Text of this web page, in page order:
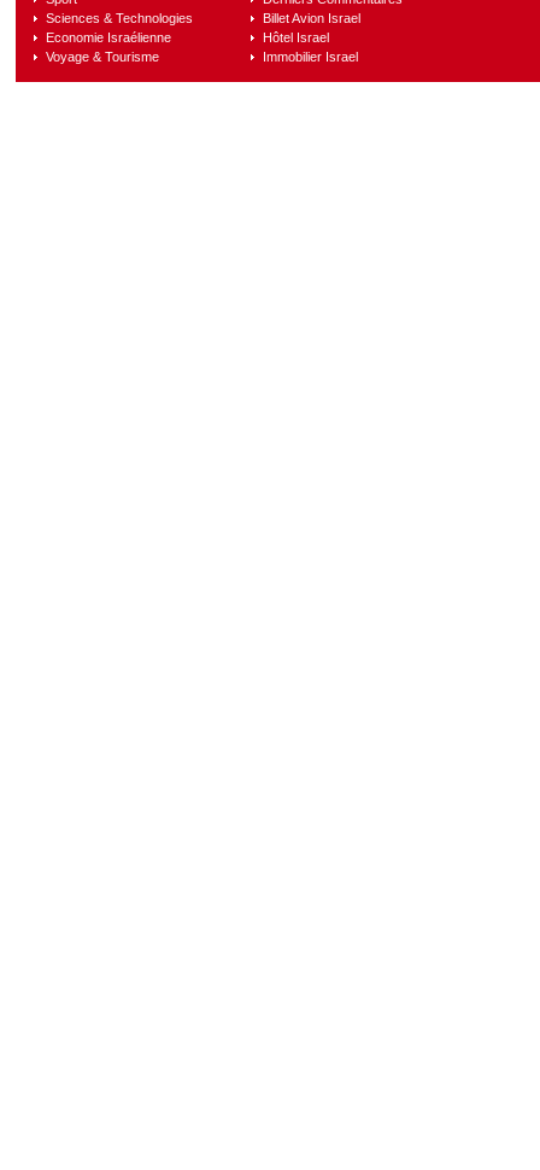
Sciences & Technologies
Economie Israélienne
Voyage & Tourisme
Billet Avion Israel
Hôtel Israel
Immobilier Israel